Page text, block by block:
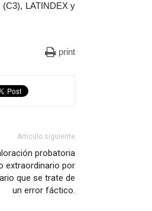
(C3), LATINDEX y
print
Artículo siguiente
probatoria
extraordinario por
que se trate de
un error fáctico.